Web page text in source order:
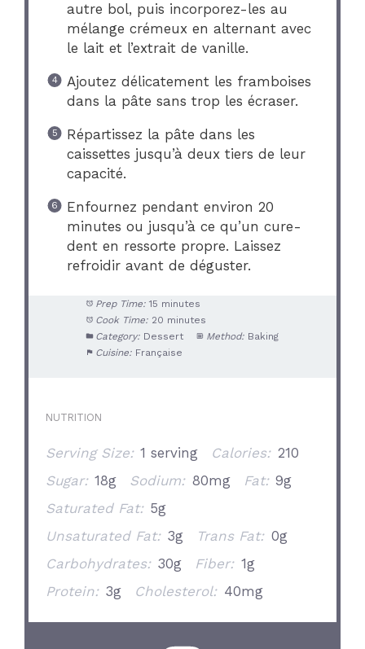
autre bol, puis incorporez-les au
mélange crémeux en alternant avec
le lait et l’extrait de vanille.
Ajoutez délicatement les framboises
dans la pâte sans trop les écraser.
Répartissez la pâte dans les
caissettes jusqu’à deux tiers de leur
capacité.
Enfournez pendant environ 20
minutes ou jusqu’à ce qu’un cure-
dent en ressorte propre. Laissez
refroidir avant de déguster.
Prep Time: 15 minutes
Cook Time: 20 minutes
Category: Dessert Method: Baking
Cuisine: Française
NUTRITION
Serving Size: 1 serving Calories: 210
Sugar: 18g Sodium: 80mg Fat: 9g
Saturated Fat: 5g
Unsaturated Fat: 3g Trans Fat: 0g
Carbohydrates: 30g Fiber: 1g
Protein: 3g Cholesterol: 40mg